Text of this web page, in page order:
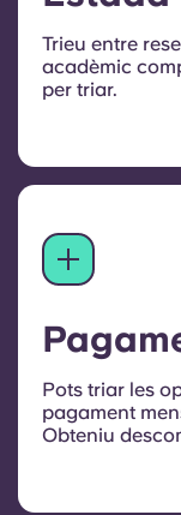
Trieu entre
acadèmic
per triar.
Pots triar les
pagament
Obteniu